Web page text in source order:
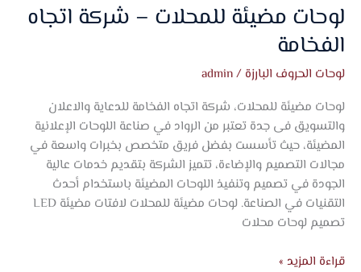
لوحات مضيئة للمحلات – شركة اتجاه
الفخامة
لوحات الحروف البارزة /
admin
لوحات مضيئة للمحلات، شركة اتجاه الفخامة للدعاية والاعلان
والتسويق فى جدة تعتبر من الرواد في صناعة اللوحات الإعلانية
المضيئة، حيث تأسست بفضل فريق متخصص بخبرات واسعة في
مجالات التصميم والإضاءة، تتميز الشركة بتقديم خدمات عالية
الجودة في تصميم وتنفيذ اللوحات المضيئة باستخدام أحدث
التقنيات في الصناعة. لوحات مضيئة للمحلات لافتات مضيئة LED
تصميم لوحات محلات
قراءة المزيد »